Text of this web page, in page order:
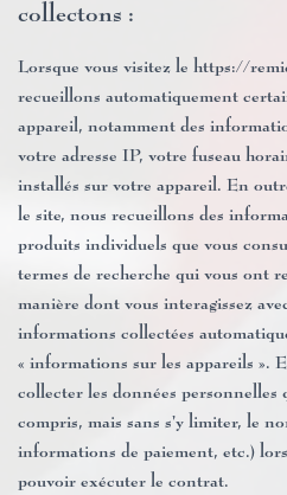
collectons :
Lorsque vous visitez le https://
recueillons automatiquement
appareil, notamment des
votre adresse IP, votre fuseau
installés sur votre appareil. En
le site, nous recueillons des
produits individuels que vous
termes de recherche qui vous ont
manière dont vous interagissez
informations collectées
« informations sur les appareils ».
collecter les données personnelles
compris, mais sans s’y limiter, le
informations de paiement, etc.)
pouvoir exécuter le contrat.